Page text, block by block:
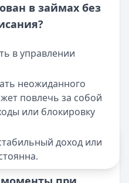
в займах без
в управлении
неожиданного
повлечь за собой
или блокировку
доход или